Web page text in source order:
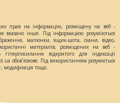
прав на інформацію, розміщену на веб -
вказано інше. Під інформацією розуміються
малюнки, ящик-шота, скани, відео,
матеріалів, розміщених на веб -
гіперпосилання відкритого для індексації
обов`язкове. Під використанням розуміється
модифікація тощо.